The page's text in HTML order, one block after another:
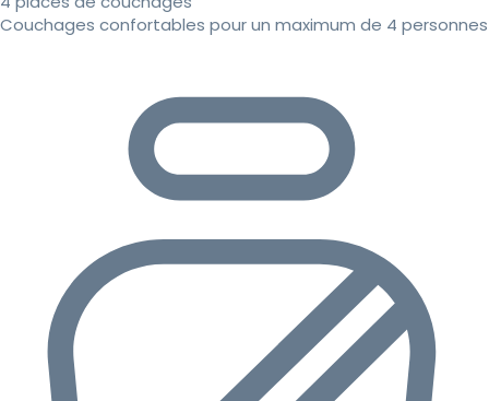
Couchages confortables pour un maximum de 4 personnes